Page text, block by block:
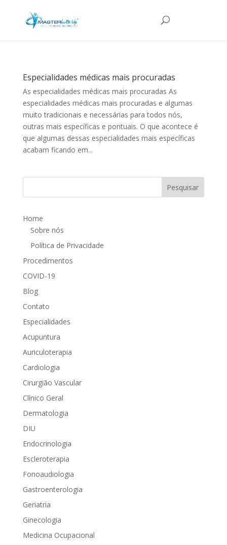
Especialidades médicas mais procuradas
As especialidades médicas mais procuradas As
especialidades médicas mais procuradas e algumas
muito tradicionais e necessárias para todos nós,
outras mais específicas e pontuais. O que acontece é
que algumas dessas especialidades mais específicas
acabam ficando em...
Home
Sobre nós
Política de Privacidade
Procedimentos
COVID-19
Blog
Contato
Especialidades
Acupuntura
Auriculoterapia
Cardiologia
Cirurgião Vascular
Clínico Geral
Dermatologia
DIU
Endocrinologia
Escleroterapia
Fonoaudiologia
Gastroenterologia
Geriatria
Ginecologia
Medicina Ocupacional